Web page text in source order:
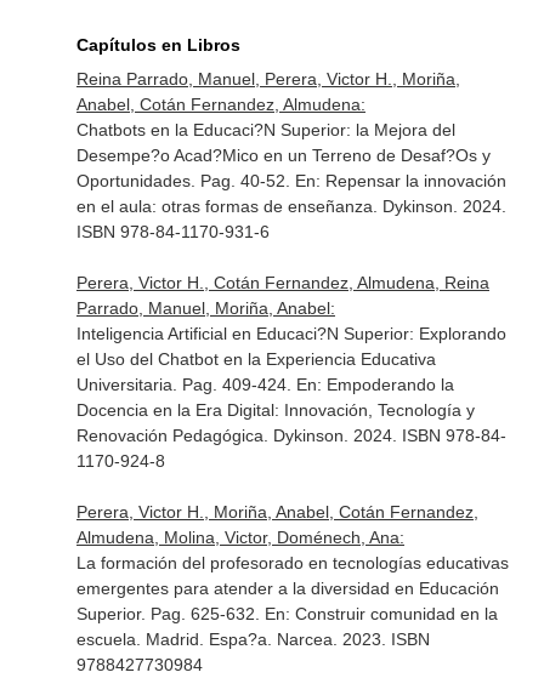
Capítulos en Libros
Reina Parrado, Manuel, Perera, Victor H., Moriña,
Anabel, Cotán Fernandez, Almudena:
Chatbots en la Educaci?N Superior: la Mejora del
Desempe?o Acad?Mico en un Terreno de Desaf?Os y
Oportunidades. Pag. 40-52. En: Repensar la innovación
en el aula: otras formas de enseñanza . Dykinson. 2024.
ISBN 978-84-1170-931-6
Perera, Victor H., Cotán Fernandez, Almudena, Reina
Parrado, Manuel, Moriña, Anabel:
Inteligencia Artificial en Educaci?N Superior: Explorando
el Uso del Chatbot en la Experiencia Educativa
Universitaria. Pag. 409-424. En: Empoderando la
Docencia en la Era Digital: Innovación, Tecnología y
Renovación Pedagógica . Dykinson. 2024. ISBN 978-84-
1170-924-8
Perera, Victor H., Moriña, Anabel, Cotán Fernandez,
Almudena, Molina, Victor, Doménech, Ana:
La formación del profesorado en tecnologías educativas
emergentes para atender a la diversidad en Educación
Superior. Pag. 625-632. En: Construir comunidad en la
escuela . Madrid. Espa?a. Narcea. 2023. ISBN
9788427730984